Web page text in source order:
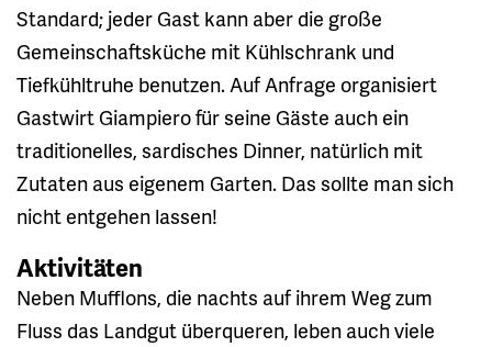
Standard; jeder Gast kann aber die große
Gemeinschaftsküche mit Kühlschrank und
Tiefkühltruhe benutzen. Auf Anfrage organisiert
Gastwirt Giampiero für seine Gäste auch ein
traditionelles, sardisches Dinner, natürlich mit
Zutaten aus eigenem Garten. Das sollte man sich
nicht entgehen lassen!
Aktivitäten
Neben Mufflons, die nachts auf ihrem Weg zum
Fluss das Landgut überqueren, leben auch viele